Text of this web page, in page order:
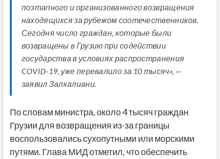
поэтапного и организованного возвращения
находящихся за рубежом соотечественников.
Сегодня число граждан, которые были
возвращены в Грузию при содействии
государства в условиях распространения
COVID-19, уже перевалило за 10 тысяч», —
заявил Залкалиани.
По словам министра, около 4 тысяч граждан
Грузии для возвращения из-за границы
воспользовались сухопутными или морскими
путями. Глава МИД отметил, что обеспечить